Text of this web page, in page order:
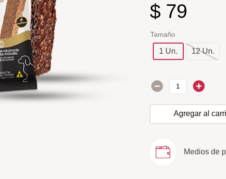
$ 79
Tamaño
1 Un. 12 Un.
Agregar al
Medios de